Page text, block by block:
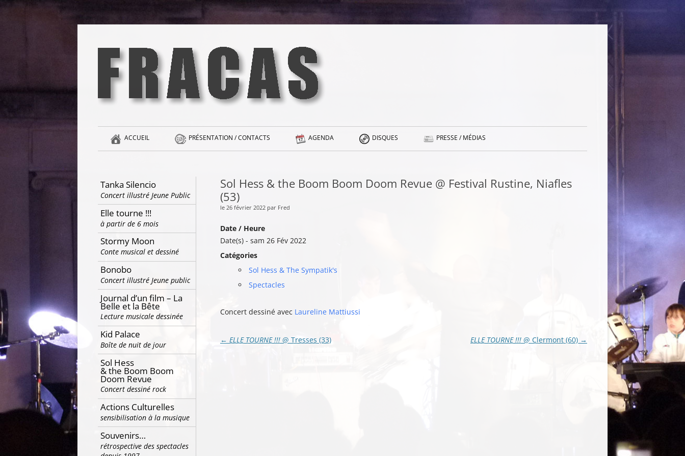
Aller
Fracas
ACCUEIL PRÉSENTATION / CONTACTS AGENDA DISQUES PRESSE / MÉDIAS
Sol Hess & the Boom Boom Doom Revue @ Festival Rustine, Niafles
(53)
le 26 février 2022 par Fred
Date / Heure
Date(s) - sam 26 Fév 2022
Catégories
Sol Hess & The Sympatik's
Spectacles
Concert dessiné avec Laureline Mattiussi
Navigation
← ELLE TOURNE !!! @ Tresses (33) ELLE TOURNE !!! @ Clermont (60) →
Tanka Silencio
Concert illustré Jeune Public
Elle tourne !!!
à partir de 6 mois
Stormy Moon
Conte musical et dessiné
Bonobo
Concert illustré Jeune public
Journal d’un film – La
Belle et la Bête
Lecture musicale dessinée
Kid Palace
Boîte de nuit de jour
Sol Hess
& the Boom Boom
Doom Revue
Concert dessiné rock
Actions Culturelles
sensibilisation à la musique
Souvenirs…
rétrospective des spectacles